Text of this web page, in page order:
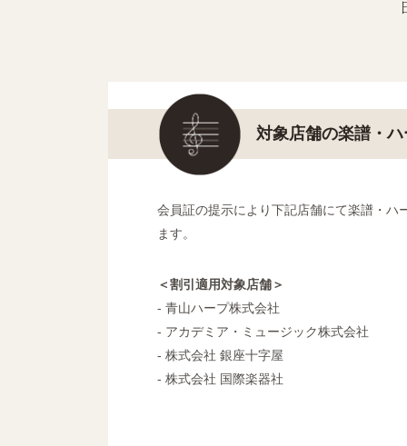
対象店舗の楽譜・
会員証の提示により下記店舗にて楽譜・ハ
ます。
＜割引適用対象店舗＞
- 青山ハープ株式会社
- アカデミア・ミュージック株式会社
- 株式会社 銀座十字屋
- 株式会社 国際楽器社